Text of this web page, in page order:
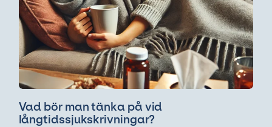
Vad bör man tänka på vid
långtidssjukskrivningar?